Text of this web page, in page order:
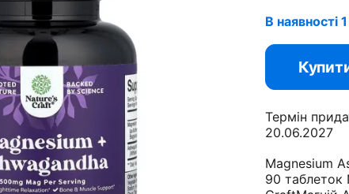
В наявності
Термін
20.06.2027
Magnesium
90 таблеток